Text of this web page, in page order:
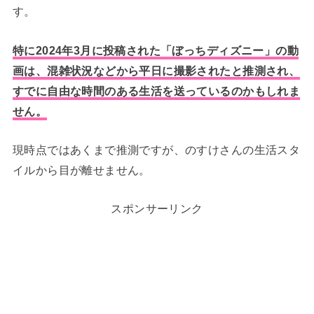
す。
特に2024年3月に投稿された「ぼっちディズニー」の動
画は、混雑状況などから平日に撮影されたと推測され、
すでに自由な時間のある生活を送っているのかもしれま
せん。
現時点ではあくまで推測ですが、のすけさんの生活スタ
イルから目が離せません。
スポンサーリンク